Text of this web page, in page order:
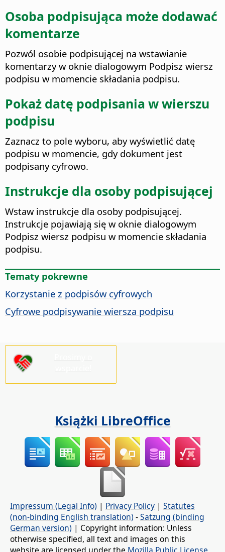
Osoba podpisująca może dodawać
komentarze
Pozwól osobie podpisującej na wstawianie
komentarzy w oknie dialogowym Podpisz wiersz
podpisu w momencie składania podpisu.
Pokaż datę podpisania w wierszu
podpisu
Zaznacz to pole wyboru, aby wyświetlić datę
podpisu w momencie, gdy dokument jest
podpisany cyfrowo.
Instrukcje dla osoby podpisującej
Wstaw instrukcje dla osoby podpisującej.
Instrukcje pojawiają się w oknie dialogowym
Podpisz wiersz podpisu w momencie składania
podpisu.
Tematy pokrewne
Korzystanie z podpisów cyfrowych
Cyfrowe podpisywanie wiersza podpisu
Książki LibreOffice
Impressum (Legal Info) | Privacy Policy | Statutes
(non-binding English translation) -Satzung (binding
German version) | Copyright information: Unless
otherwise specified, all text and images on this